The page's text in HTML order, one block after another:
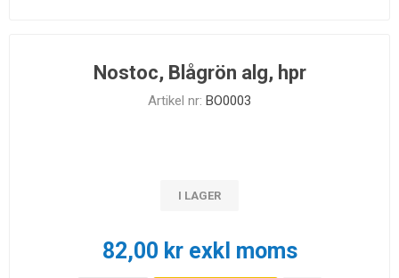
Nostoc, Blågrön alg, hpr
Artikel nr: BO0003
I LAGER
82,00 kr exkl moms